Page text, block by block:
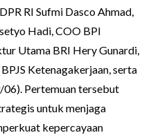
RI Sufmi Dasco Ahmad,
Hadi, COO BPI
Utama BRI Hery Gunardi,
Ketenagakerjaan, serta
Pertemuan tersebut
untuk menjaga
kepercayaan